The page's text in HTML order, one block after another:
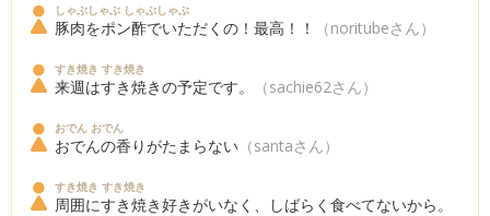
しゃぶしゃぶ しゃぶしゃぶ
豚肉をポン酢でいただくの！最高！！ （noritubeさん）
すき焼き すき焼き
来週はすき焼きの予定です。 （sachie62さん）
おでん おでん
おでんの香りがたまらない （santaさん）
すき焼き すき焼き
周囲にすき焼き好きがいなく、しばらく食べてないから。